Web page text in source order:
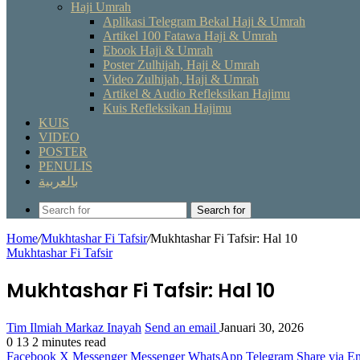
Haji Umrah
Aplikasi Telegram Bekal Haji & Umrah
Artikel 100 Fatawa Haji & Umrah
Ebook Haji & Umrah
Poster Zulhijah, Haji & Umrah
Video Zulhijah, Haji & Umrah
Artikel & Audio Refleksikan Hajimu
Kuis Refleksikan Hajimu
KUIS
VIDEO
POSTER
PENULIS
بالعربية
Search for
Home/Mukhtashar Fi Tafsir/Mukhtashar Fi Tafsir: Hal 10
Mukhtashar Fi Tafsir
Mukhtashar Fi Tafsir: Hal 10
Tim Ilmiah Markaz Inayah Send an email Januari 30, 2026
0 13 2 minutes read
Facebook X Messenger Messenger WhatsApp Telegram Share via